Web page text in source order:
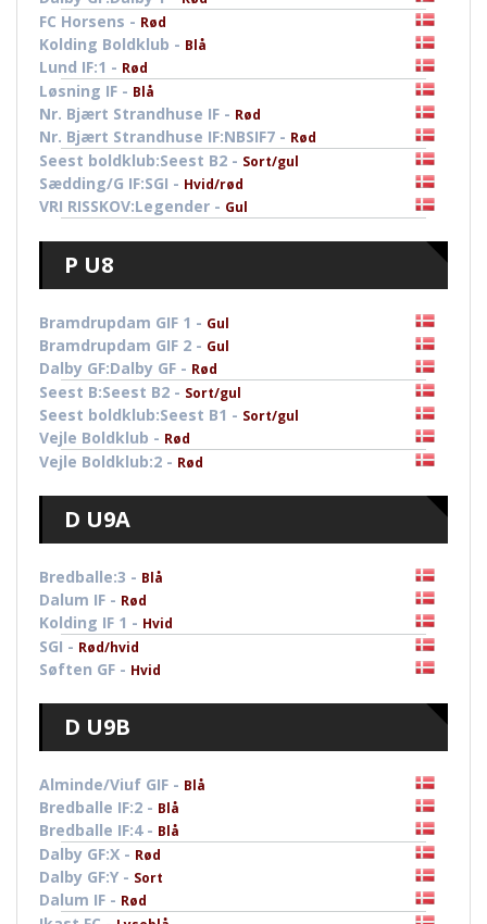
FC Horsens - Rød
Kolding Boldklub - Blå
Lund IF:1 - Rød
Løsning IF - Blå
Nr. Bjært Strandhuse IF - Rød
Nr. Bjært Strandhuse IF:NBSIF7 - Rød
Seest boldklub:Seest B2 - Sort/gul
Sædding/G IF:SGI - Hvid/rød
VRI RISSKOV:Legender - Gul
P U8
Bramdrupdam GIF 1 - Gul
Bramdrupdam GIF 2 - Gul
Dalby GF:Dalby GF - Rød
Seest B:Seest B2 - Sort/gul
Seest boldklub:Seest B1 - Sort/gul
Vejle Boldklub - Rød
Vejle Boldklub:2 - Rød
D U9A
Bredballe:3 - Blå
Dalum IF - Rød
Kolding IF 1 - Hvid
SGI - Rød/hvid
Søften GF - Hvid
D U9B
Alminde/Viuf GIF - Blå
Bredballe IF:2 - Blå
Bredballe IF:4 - Blå
Dalby GF:X - Rød
Dalby GF:Y - Sort
Dalum IF - Rød